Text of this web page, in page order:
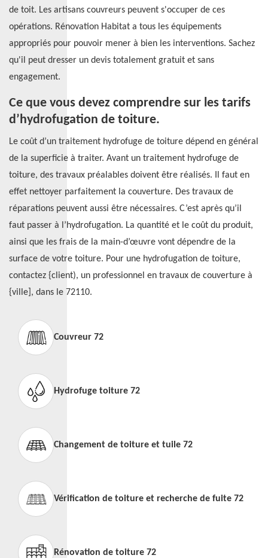
de toit. Les artisans couvreurs peuvent s'occuper de ces
opérations. Rénovation Habitat a tous les équipements
appropriés pour pouvoir mener à bien les interventions. Sachez
qu'il peut dresser un devis totalement gratuit et sans
engagement.
Ce que vous devez comprendre sur les tarifs
d’hydrofugation de toiture.
Le coût d’un traitement hydrofuge de toiture dépend en général
de la superficie à traiter. Avant un traitement hydrofuge de
toiture, des travaux préalables doivent être réalisés. Il faut en
effet nettoyer parfaitement la couverture. Des travaux de
réparations peuvent aussi être nécessaires. C’est après qu’il
faut passer à l’hydrofugation. La quantité et le coût du produit,
ainsi que les frais de la main-d’œuvre vont dépendre de la
surface de votre toiture. Pour une hydrofugation de toiture,
contactez {client), un professionnel en travaux de couverture à
{ville], dans le 72110.
Couvreur 72
Hydrofuge toiture 72
Changement de toiture et tuile 72
Vérification de toiture et recherche de fuite 72
Rénovation de toiture 72